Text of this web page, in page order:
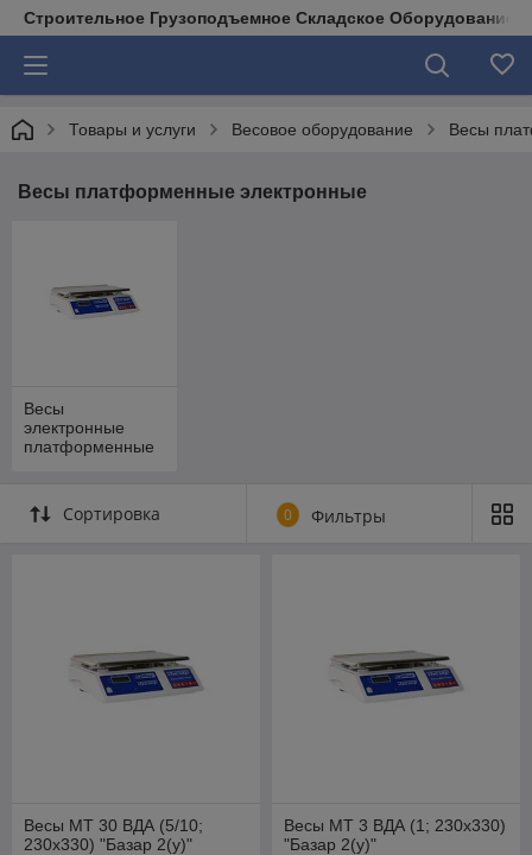
Строительное Грузоподъемное Складское Оборудование
Товары и услуги Весовое оборудование Весы
Весы платформенные электронные
Весы
электронные
платформенные
Сортировка 0 Фильтры
Весы МТ 30 ВДА (5/10;
230х330) "Базар 2(у)"
Весы МТ 3 ВДА (1; 230х330)
"Базар 2(у)"